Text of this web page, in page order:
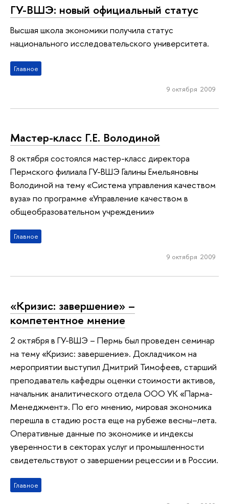
ГУ-ВШЭ: новый официальный статус
Высшая школа экономики получила статус
национального исследовательского университета.
Главное
9 октября 2009
Мастер-класс Г.Е. Володиной
8 октября состоялся мастер-класс директора
Пермского филиала ГУ-ВШЭ Галины Емельяновны
Володиной на тему «Система управления качеством
вуза» по программе «Управление качеством в
общеобразовательном учреждении»
Главное
9 октября 2009
«Кризис: завершение» –
компетентное мнение
2 октября в ГУ-ВШЭ – Пермь был проведен семинар
на тему «Кризис: завершение». Докладчиком на
мероприятии выступил Дмитрий Тимофеев, старший
преподаватель кафедры оценки стоимости активов,
начальник аналитического отдела ООО УК «Парма-
Менеджмент». По его мнению, мировая экономика
перешла в стадию роста еще на рубеже весны–лета.
Оперативные данные по экономике и индексы
уверенности в секторах услуг и промышленности
свидетельствуют о завершении рецессии и в России.
Главное